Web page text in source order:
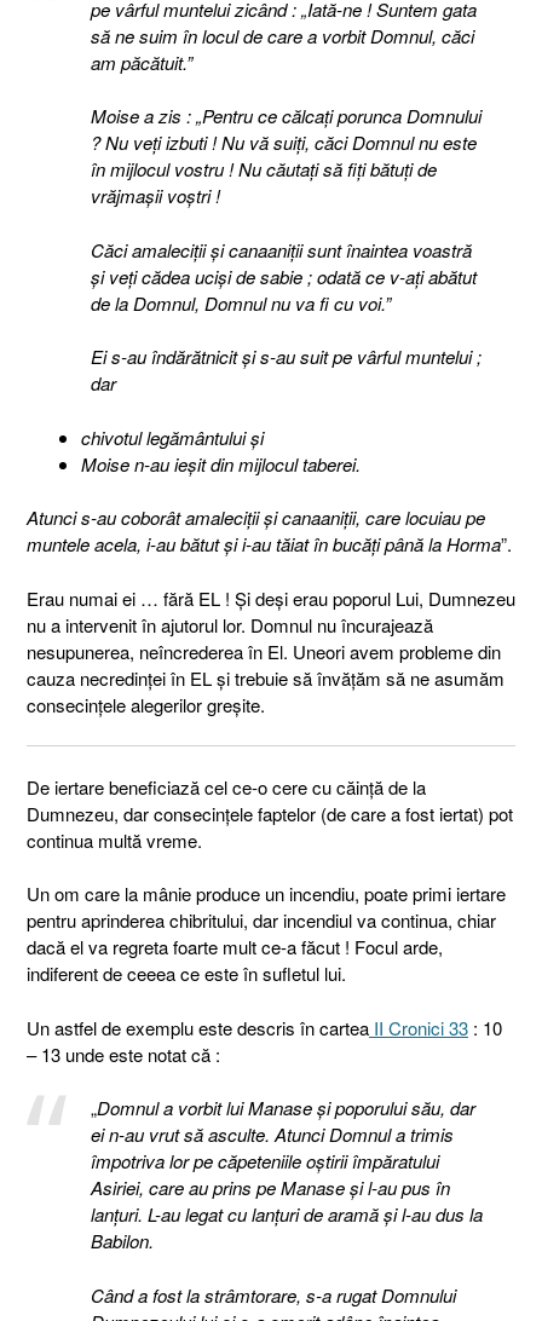
pe vârful muntelui zicând : „Iată-ne ! Suntem gata
să ne suim în locul de care a vorbit Domnul, căci
am păcătuit.”
Moise a zis : „Pentru ce călcaţi porunca Domnului
? Nu veţi izbuti ! Nu vă suiţi, căci Domnul nu este
în mijlocul vostru ! Nu căutaţi să fiţi bătuţi de
vrăjmaşii voştri !
Căci amaleciţii şi canaaniţii sunt înaintea voastră
şi veţi cădea ucişi de sabie ; odată ce v-aţi abătut
de la Domnul, Domnul nu va fi cu voi.”
Ei s-au îndărătnicit şi s-au suit pe vârful muntelui ;
dar
chivotul legământului şi
Moise n-au ieşit din mijlocul taberei.
Atunci s-au coborât amaleciţii şi canaaniţii, care locuiau pe
muntele acela, i-au bătut şi i-au tăiat în bucăţi până la Horma”.
Erau numai ei … fără EL ! Şi deşi erau poporul Lui, Dumnezeu
nu a intervenit în ajutorul lor. Domnul nu încurajează
nesupunerea, neîncrederea în El. Uneori avem probleme din
cauza necredinţei în EL şi trebuie să învăţăm să ne asumăm
consecinţele alegerilor greşite.
De iertare beneficiază cel ce-o cere cu căinţă de la
Dumnezeu, dar consecinţele faptelor (de care a fost iertat) pot
continua multă vreme.
Un om care la mânie produce un incendiu, poate primi iertare
pentru aprinderea chibritului, dar incendiul va continua, chiar
dacă el va regreta foarte mult ce-a făcut ! Focul arde,
indiferent de ceeea ce este în sufletul lui.
Un astfel de exemplu este descris în cartea II Cronici 33 : 10
– 13 unde este notat că :
„Domnul a vorbit lui Manase şi poporului său, dar
ei n-au vrut să asculte. Atunci Domnul a trimis
împotriva lor pe căpeteniile oştirii împăratului
Asiriei, care au prins pe Manase şi l-au pus în
lanţuri. L-au legat cu lanţuri de aramă şi l-au dus la
Babilon.
Când a fost la strâmtorare, s-a rugat Domnului